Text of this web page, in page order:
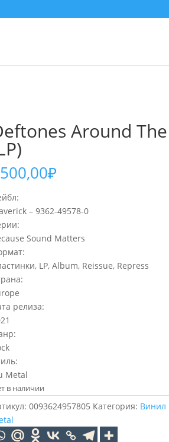
Around
₽
– 9362-49578-0
Sound Matters
LP, Album, Reissue, Repress
релиза:
Metal
в наличии
0093624957805 Категория: Винил